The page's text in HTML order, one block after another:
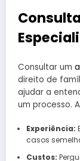
Consultar um
direito de
ajudar a
um processo.
Experiência:
casos
Custos: